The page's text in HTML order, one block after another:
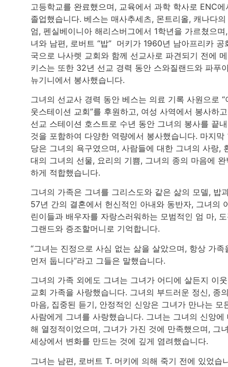
고등학교를 완료했으며, 교육에서 과학 학사로 ENC에
졸업했습니다. 베스는 매사추세츠, 몬트리올, 캐나다
엄, 펜실베이니아 해리스버그에서 1학년을 가르쳤으며
녀와 남편, 로버트 “밥” 머키가 1960년 남아프리카 공
국으로 나사렛 교회와 함께 선교사로 파견되기 전에
키스는 또한 32년 선교 경력 동안 스와질랜드와 파푸
뉴기니에서 봉사했습니다.
그녀의 선교사 경력 동안 베스는 의료 기록 사원으로 “
웃스테이션 교회”를 후원하고, 여성 사역에서 봉사하
선교 스테이션 호스트로 수년 동안 그녀의 봉사를 끝
것을 포함하여 다양한 역량에서 봉사했습니다. 마지막
당은 그녀의 욕구였으며, 사람들에 대한 그녀의 사랑,
대의 그녀의 선물, 요리의 기쁨, 그녀의 종의 마음에 완
하게 적합했습니다.
그녀의 가족은 그녀를 그리스도와 같은 삶의 모델, 밥
57년 간의 결혼에서 헌신적인 아내와 동반자, 그녀의
린이들과 배우자를 자랑스러워하는 모범적인 엄 마,
그랜드와 증조할머니로 기억합니다.
“그녀는 진정으로 사심 없는 삶을 살았으며, 항상 가족
먼저 둡니다”라고 그들은 말했습니다.
그녀의 가족 외에도 그녀는 그녀가 어디에 살든지 이
교회 가족을 사랑했습니다. 그녀의 부드러운 정신, 종
마음, 집중된 듣기, 안정적인 신앙은 그녀가 만나는 모
사람에게 그녀를 사랑했습니다. 그녀는 그녀의 신앙에
해 열정적이었으며, 그녀가 가진 것에 만족했으며, 그
세상에서 변화를 만드는 것에 깊게 염려했습니다.
그녀는 남편, 로버트 T. 머키에 의해 죽기 전에 있었습